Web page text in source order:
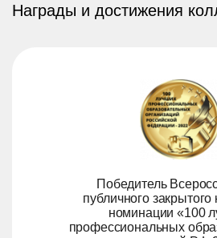
Награды и достижения
Победитель
публичного закрытого
номинации «100
профессиональных